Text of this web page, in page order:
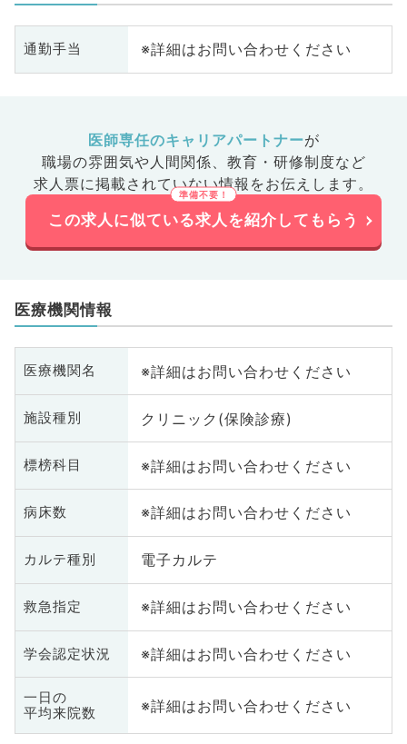
通勤手当 ※詳細はお問い合わせください
医師専任のキャリアパートナーが
職場の雰囲気や人間関係、 教育・研修制度など
求人票に掲載されていない情報をお伝えします。
この求人に似ている求人を紹介してもらう
医療機関情報
医療機関名 ※詳細はお問い合わせください
施設種別 クリニック(保険診療)
標榜科目 ※詳細はお問い合わせください
病床数 ※詳細はお問い合わせください
カルテ種別 電子カルテ
救急指定 ※詳細はお問い合わせください
学会認定状況 ※詳細はお問い合わせください
一日の
平均来院数
※詳細はお問い合わせください